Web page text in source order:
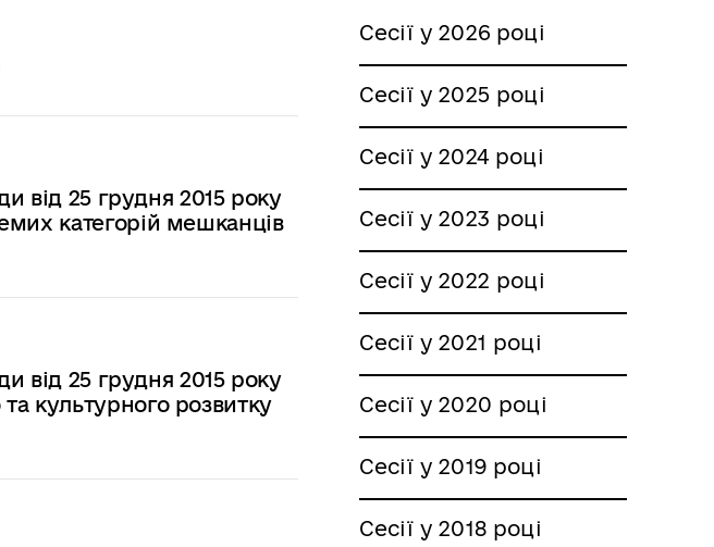
від 25 грудня 2015 року
категорій мешканців
від 25 грудня 2015 року
культурного розвитку
Сесії у 2026 році
Сесії у 2025 році
Сесії у 2024 році
Сесії у 2023 році
Сесії у 2022 році
Сесії у 2021 році
Сесії у 2020 році
Сесії у 2019 році
Сесії у 2018 році